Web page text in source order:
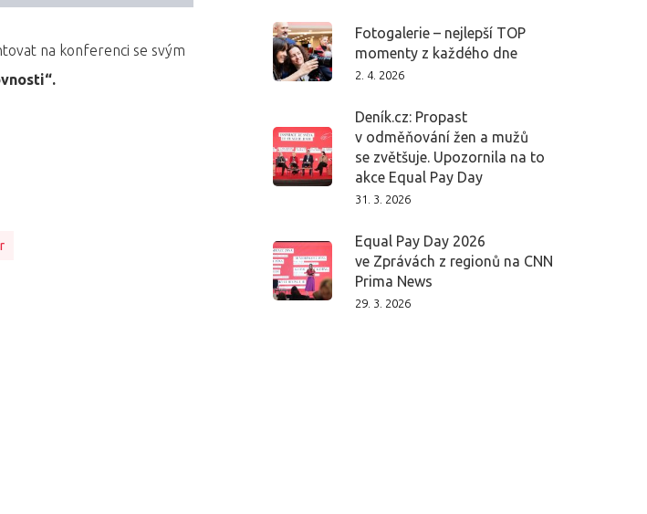
na konferenci se svým
Fotogalerie – nejlepší TOP
momenty z každého dne
2. 4. 2026
Deník.cz: Propast
v odměňování žen a mužů
se zvětšuje. Upozornila na to
akce Equal Pay Day
31. 3. 2026
Equal Pay Day 2026
ve Zprávách z regionů na CNN
Prima News
29. 3. 2026